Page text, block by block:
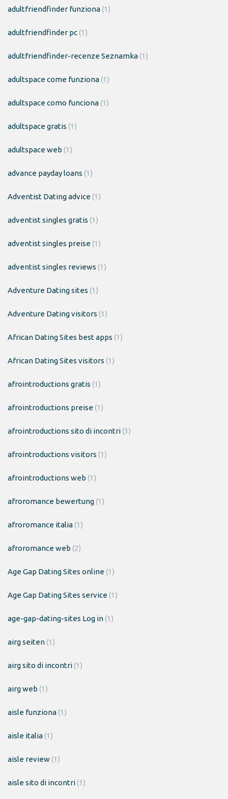
adultfriendfinder funziona(1)
adultfriendfinder pc(1)
adultfriendfinder-recenze Seznamka(1)
adultspace come funziona(1)
adultspace como funciona(1)
adultspace gratis (1)
adultspace web (1)
advance payday loans (1)
Adventist Dating advice(1)
adventist singles gratis (1)
adventist singles preise(1)
adventist singles reviews (1)
Adventure Dating sites (1)
Adventure Dating visitors (1)
African Dating Sites best apps (1)
African Dating Sites visitors (1)
afrointroductions gratis (1)
afrointroductions preise(1)
afrointroductions sito di incontri(3)
afrointroductions visitors (1)
afrointroductions web (1)
afroromance bewertung(1)
afroromance italia(1)
afroromance web (2)
Age Gap Dating Sites online(1)
Age Gap Dating Sites service(1)
age-gap-dating-sites Log in(1)
airg seiten(1)
airg sito di incontri(1)
airg web (1)
aisle funziona(1)
aisle italia(1)
aisle review(1)
aisle sito di incontri(1)